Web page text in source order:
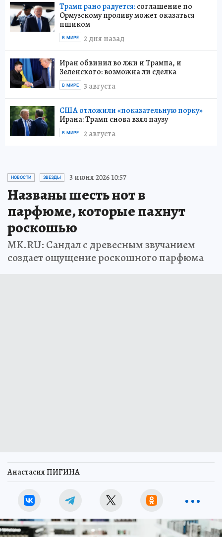
Трамп рано радуется:соглашение по
Ормузскому проливу может оказаться
пшиком
2 дня назад
В МИРЕ
Иран обвинил во лжи и Трампа, и
Зеленского: возможна ли сделка
3 августа
В МИРЕ
США отложили «показательную порку»
Ирана: Трамп снова взял паузу
2 августа
В МИРЕ
НОВОСТИ ЗВЕЗДЫ 3 июня 2026 10:57
Названы шесть нот в
парфюме, которые пахнут
роскошью
MK.RU: Сандал с древесным звучанием
создает ощущение роскошного парфюма
Анастасия ПИГИНА